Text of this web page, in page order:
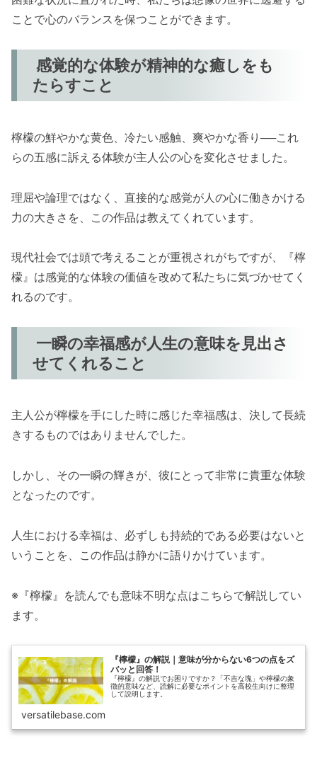
ことで心のバランスを保つことができます。
感覚的な体験が精神的な癒しをも
たらすこと
檸檬の鮮やかな黄色、冷たい感触、爽やかな香り──これ
らの五感に訴える体験が主人公の心を変化させました。
理屈や論理ではなく、直接的な感覚が人の心に働きかける
力の大きさを、この作品は教えてくれています。
現代社会では頭で考えることが重視されがちですが、『檸
檬』は感覚的な体験の価値を改めて私たちに気づかせてく
れるのです。
一瞬の幸福感が人生の意味を見出さ
せてくれること
主人公が檸檬を手にした時に感じた幸福感は、決して長続
きするものではありませんでした。
しかし、その一瞬の輝きが、彼にとって非常に貴重な体験
となったのです。
人生における幸福は、必ずしも持続的である必要はないと
いうことを、この作品は静かに語りかけています。
※『檸檬』を読んでも意味不明な点はこちらで解説してい
ます。
『檸檬』の解説｜意味が分からない6つの点をズ
バッと回答！
『檸檬』の解説でお困りですか？「不吉な塊」や檸檬の象
徴的意味など、読解に必要なポイントを高校生向けに整理
して説明します。
versatilebase.com